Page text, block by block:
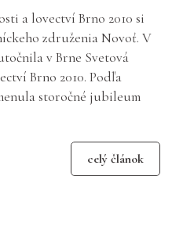
a lovectví Brno 2010 si
združenia Novoť. V
v Brne Svetová
Brno 2010. Podľa
storočné jubileum
celý článok